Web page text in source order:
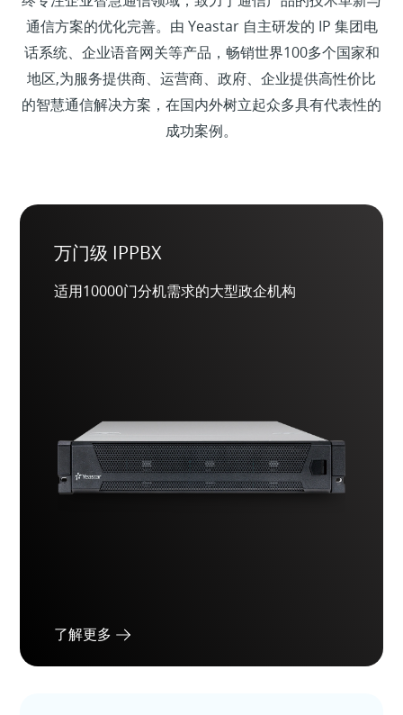
通信方案的优化完善。由 Yeastar 自主研发的 IP 集团电
话系统、企业语音网关等产品，畅销世界100多个国家和
地区,为服务提供商、运营商、政府、企业提供高性价比
的智慧通信解决方案，在国内外树立起众多具有代表性的
成功案例。
万门级 IPPBX
适用10000门分机需求的大型政企机构
了解更多